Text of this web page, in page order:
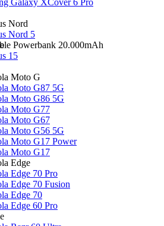
Galaxy XCover 6 Pro
Nord
Nord 5
15
Moto G
Moto G87 5G
Moto G86 5G
Moto G77
Moto G67
Moto G56 5G
Moto G17 Power
Moto G17
Edge
Edge 70 Pro
Edge 70 Fusion
Edge 70
Edge 60 Pro
Powerbank 20.000mAh